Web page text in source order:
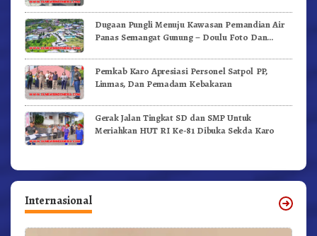
Dugaan Pungli Menuju Kawasan Pemandian Air
Panas Semangat Gunung – Doulu Foto Dan
Pemkab Karo Apresiasi Personel Satpol PP,
Linmas, Dan Pemadam Kebakaran
Gerak Jalan Tingkat SD dan SMP Untuk
Meriahkan HUT RI Ke-81 Dibuka Sekda Karo
Internasional